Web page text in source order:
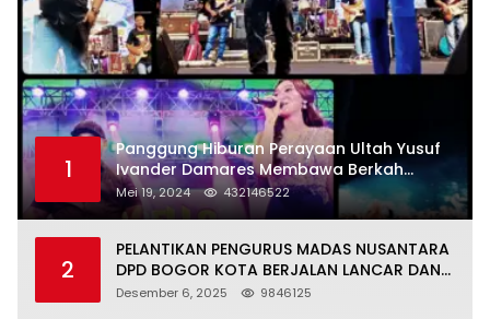
1
Panggung Hiburan Perayaan Ultah Yusuf
Ivander Damares Membawa Berkah
Warga Kejapanan
Mei 19, 2024 432146522
2
PELANTIKAN PENGURUS MADAS NUSANTARA
DPD BOGOR KOTA BERJALAN LANCAR DAN
KHIDMAT
Desember 6, 2025 9846125